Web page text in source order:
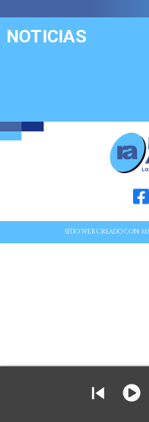
NOTICIAS
SITIO WEB CREADO CON